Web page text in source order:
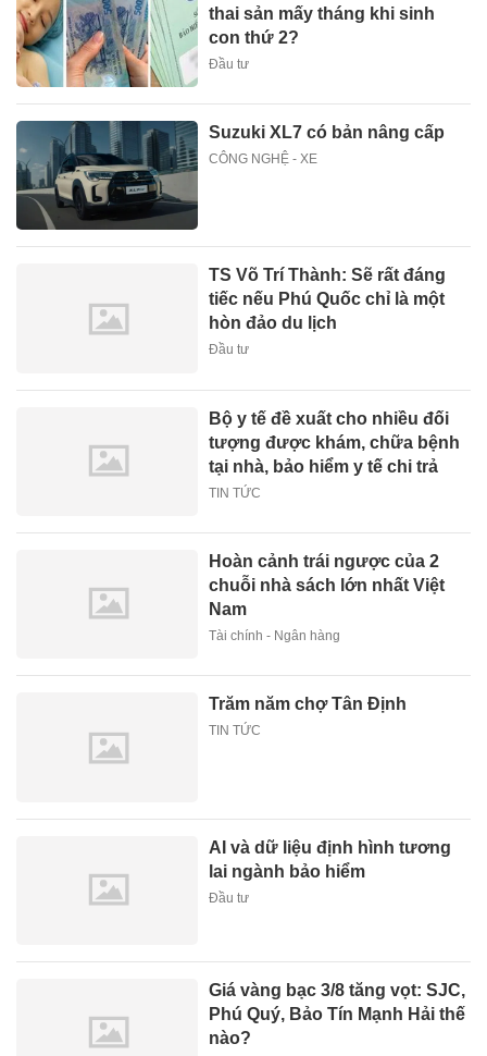
thai sản mấy tháng khi sinh
con thứ 2?
Đầu tư
Suzuki XL7 có bản nâng cấp
CÔNG NGHỆ - XE
TS Võ Trí Thành: Sẽ rất đáng
tiếc nếu Phú Quốc chỉ là một
hòn đảo du lịch
Đầu tư
Bộ y tế đề xuất cho nhiều đối
tượng được khám, chữa bệnh
tại nhà, bảo hiểm y tế chi trả
TIN TỨC
Hoàn cảnh trái ngược của 2
chuỗi nhà sách lớn nhất Việt
Nam
Tài chính - Ngân hàng
Trăm năm chợ Tân Định
TIN TỨC
AI và dữ liệu định hình tương
lai ngành bảo hiểm
Đầu tư
Giá vàng bạc 3/8 tăng vọt: SJC,
Phú Quý, Bảo Tín Mạnh Hải thế
nào?